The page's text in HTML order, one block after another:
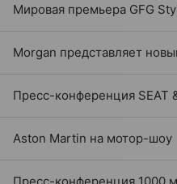
Мировая премьера GFG
Morgan представляет
Пресс-конференция SEAT
Aston Martin на мотор-шоу